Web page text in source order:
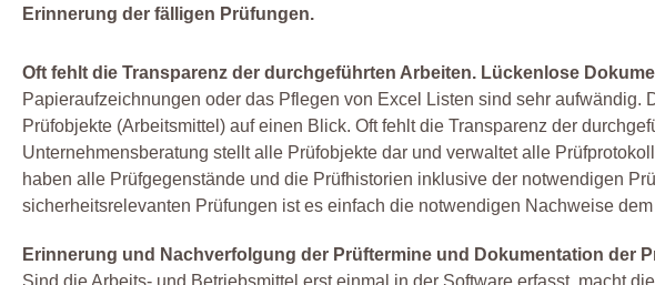
Erinnerung der fälligen Prüfungen.
Oft fehlt die Transparenz der durchgeführten Arbeiten. Lückenlose
Papieraufzeichnungen oder das Pflegen von Excel Listen sind sehr aufwändig.
Prüfobjekte (Arbeitsmittel) auf einen Blick. Oft fehlt die Transparenz der
Unternehmensberatung stellt alle Prüfobjekte dar und verwaltet alle
haben alle Prüfgegenstände und die Prüfhistorien inklusive der notwendigen
sicherheitsrelevanten Prüfungen ist es einfach die notwendigen Nachweise
Erinnerung und Nachverfolgung der Prüftermine und Dokumentation der